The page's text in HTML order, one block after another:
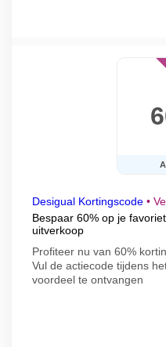
Desigual Kortingscode •
Bespaar 60% op je
uitverkoop
Profiteer nu van 60%
Vul de actiecode tijdens
voordeel te ontvangen